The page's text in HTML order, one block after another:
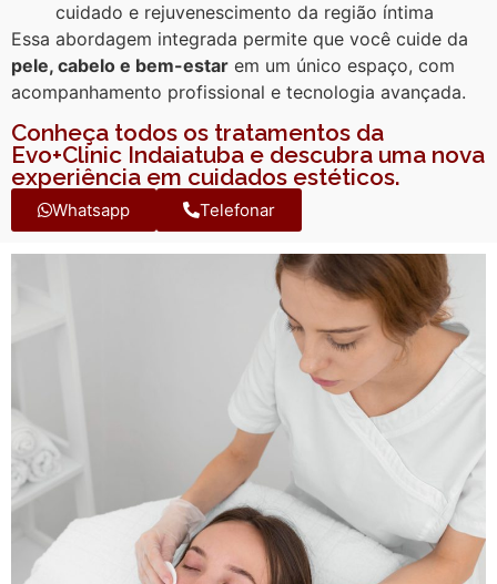
cuidado e rejuvenescimento da região íntima
Essa abordagem integrada permite que você cuide da
pele, cabelo e bem-estar em um único espaço, com
acompanhamento profissional e tecnologia avançada.
Conheça todos os tratamentos da
Evo+Clinic Indaiatuba e descubra uma nova
experiência em cuidados estéticos.
Whatsapp Telefonar